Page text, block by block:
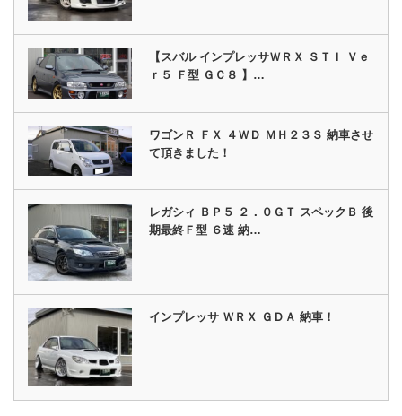
【スバル インプレッサＷＲＸ ＳＴＩ Ｖｅ
ｒ５ Ｆ型 ＧＣ８ 】…
ワゴンＲ ＦＸ ４ＷＤ ＭＨ２３Ｓ 納車させ
て頂きました！
レガシィ ＢＰ５ ２．０ＧＴ スペックＢ 後
期最終Ｆ型 ６速 納…
インプレッサ ＷＲＸ ＧＤＡ 納車！